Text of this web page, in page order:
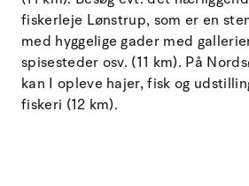
fiskerleje Lønstrup, som er en
med hyggelige gader med
spisesteder osv. (11 km). På
kan I opleve hajer, fisk og
fiskeri (12 km).